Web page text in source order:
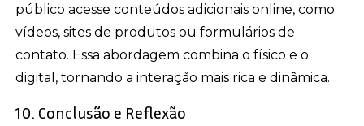
público acesse conteúdos adicionais online, como
vídeos, sites de produtos ou formulários de
contato. Essa abordagem combina o físico e o
digital, tornando a interação mais rica e dinâmica.
10. Conclusão e Reflexão